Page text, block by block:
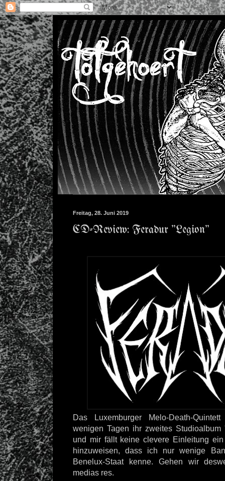
Freitag, 28. Juni 2019
CD-Review: Feradur "Legion"
Das Luxemburger Melo-Death-
wenigen Tagen ihr zweites Studioalbum
und mir fällt keine clevere Einleitung
hinzuweisen, dass ich nur wenige
Benelux-Staat kenne. Gehen wir
medias res.